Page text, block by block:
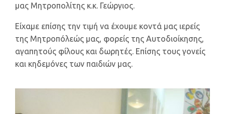
μας Μητροπολίτης κ.κ. Γεώργιος.
Είχαμε επίσης την τιμή να έχουμε κοντά μας ιερείς
της Μητροπόλεώς μας, φορείς της Αυτοδιοίκησης,
αγαπητούς φίλους και δωρητές. Επίσης τους γονείς
και κηδεμόνες των παιδιών μας.